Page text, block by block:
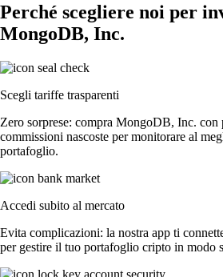
Perché scegliere noi per
MongoDB, Inc.
Scegli tariffe trasparenti
Zero sorprese: compra MongoDB, Inc. con
commissioni nascoste per monitorare al
portafoglio.
Accedi subito al mercato
Evita complicazioni: la nostra app ti
per gestire il tuo portafoglio cripto in modo